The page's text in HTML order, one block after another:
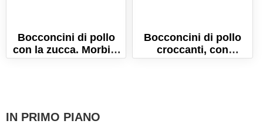
Bocconcini di pollo
con la zucca. Morbidi
e saporiti!
Bocconcini di pollo
croccanti, con
patatine! Gustosi e
IN PRIMO PIANO